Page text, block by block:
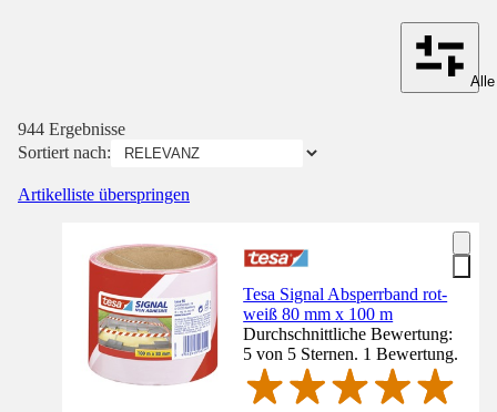
944 Ergebnisse
Sortiert nach:
Artikelliste überspringen
Tesa Signal Absperrband rot-
weiß 80 mm x 100 m
Durchschnittliche Bewertung:
5 von 5 Sternen. 1 Bewertung.